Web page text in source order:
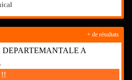
DEPARTEMANTALE A
+ de résultats